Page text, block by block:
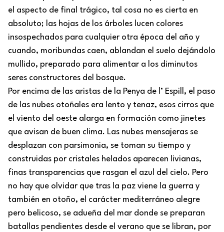
el aspecto de final trágico, tal cosa no es cierta en
absoluto; las hojas de los árboles lucen colores
insospechados para cualquier otra época del año y
cuando, moribundas caen, ablandan el suelo dejándolo
mullido, preparado para alimentar a los diminutos
seres constructores del bosque.
Por encima de las aristas de la Penya de l’ Espill, el paso
de las nubes otoñales era lento y tenaz, esos cirros que
el viento del oeste alarga en formación como jinetes
que avisan de buen clima. Las nubes mensajeras se
desplazan con parsimonia, se toman su tiempo y
construidas por cristales helados aparecen livianas,
finas transparencias que rasgan el azul del cielo. Pero
no hay que olvidar que tras la paz viene la guerra y
también en otoño, el carácter mediterráneo alegre
pero belicoso, se adueña del mar donde se preparan
batallas pendientes desde el verano que se libran, por